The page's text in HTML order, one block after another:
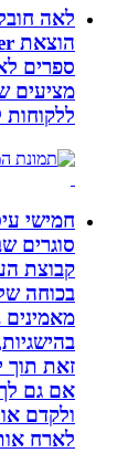
לאה חובל
ספרים לאור,
מציעים
ללקוחות
חמישי עיסקי
סוגרים שבוע
קבוצת
בכוחה של
מאמינים
בהישגיות,
זאת תוך
אם גם לך
ולקדם אותו,
לארח אותך